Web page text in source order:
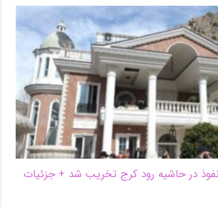
در حاشیه‌ رود کرج تخریب شد + جزئیات